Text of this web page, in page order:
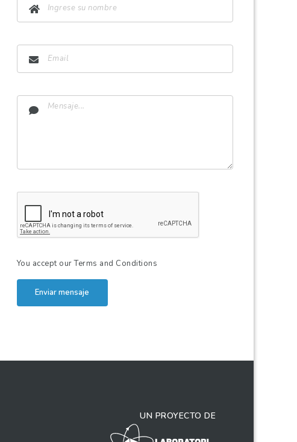
You accept ourTerms and Conditions
Enviar mensaje
UN PROYECTO DE